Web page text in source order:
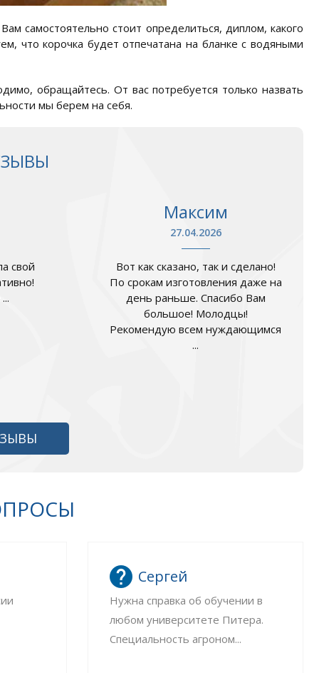
самостоятельно стоит определиться, диплом, какого
что корочка будет отпечатана на бланке с водяными
обращайтесь. От вас потребуется только назвать
мы берем на себя.
свой
Максим
27.04.2026
Вот как сказано, так и сделано!
По срокам изготовления даже на
день раньше. Спасибо Вам
большое! Молодцы!
Рекомендую всем нуждающимся
...
Сергей
Нужна справка об обучении в
любом университете Питера.
Специальность агроном...